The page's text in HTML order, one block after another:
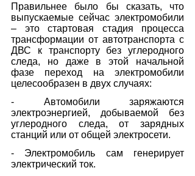
Правильнее было бы сказать, что
выпускаемые сейчас электромобили
– это стартовая стадия процесса
трансформации от автотранспорта c
ДВС к транспорту без углеродного
следа, но даже в этой начальной
фазе переход на электромобили
целесообразен в двух случаях:
- Автомобили заряжаются
электроэнергией, добываемой без
углеродного следа, от зарядных
станций или от общей электросети.
- Электромобиль сам генерирует
электрический ток.